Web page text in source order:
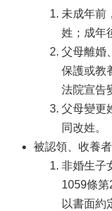
未成年前
姓；成年
父母離婚
保護或教
法院宣告
父母變更
同改姓。
被認領、收養
非婚生子
1059條
以書面約